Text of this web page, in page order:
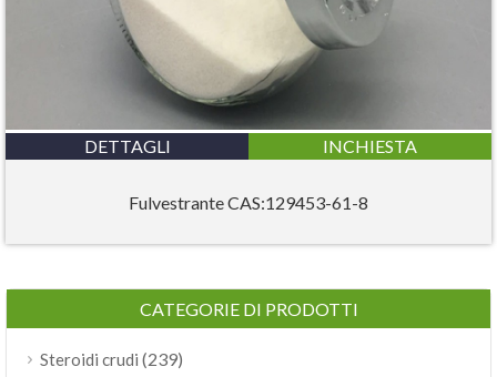
DETTAGLI INCHIESTA
Fulvestrante CAS:129453-61-8
CATEGORIE DI PRODOTTI
Steroidi crudi (239)